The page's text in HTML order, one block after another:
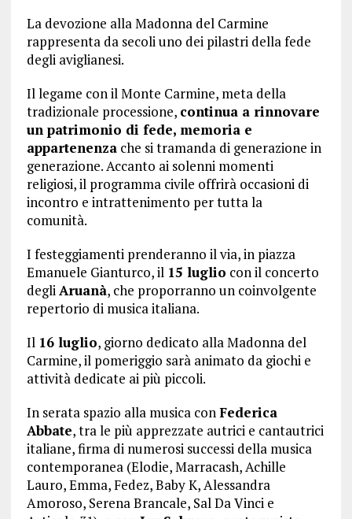
La devozione alla Madonna del Carmine
rappresenta da secoli uno dei pilastri della fede
degli aviglianesi.
Il legame con il Monte Carmine, meta della
tradizionale processione, continua a rinnovare
un patrimonio di fede, memoria e
appartenenzache si tramanda di generazione in
generazione. Accanto ai solenni momenti
religiosi, il programma civile offrirà occasioni di
incontro e intrattenimento per tutta la
comunità.
I festeggiamenti prenderanno il via, in piazza
Emanuele Gianturco, il 15 luglio con il concerto
degliAruanà, che proporranno un coinvolgente
repertorio di musica italiana.
Il 16 luglio, giorno dedicato alla Madonna del
Carmine, il pomeriggio sarà animato da giochi e
attività dedicate ai più piccoli.
In serata spazio alla musica conFederica
Abbate, tra le più apprezzate autrici e cantautrici
italiane, firma di numerosi successi della musica
contemporanea (Elodie, Marracash, Achille
Lauro, Emma, Fedez, Baby K, Alessandra
Amoroso, Serena Brancale, Sal Da Vinci e